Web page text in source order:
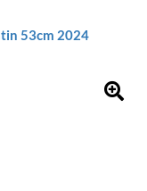
53cm 2024